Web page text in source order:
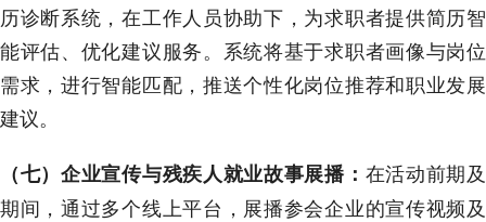
历诊断系统，在工作人员协助下，为求职者提供简历智
能评估、优化建议服务。系统将基于求职者画像与岗位
需求，进行智能匹配，推送个性化岗位推荐和职业发展
建议。
（七）企业宣传与残疾人就业故事展播： 在活动前期及
期间，通过多个线上平台，展播参会企业的宣传视频及